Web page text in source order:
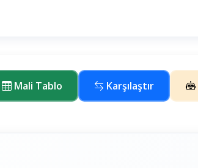
Mali Tablo Karşılaştır